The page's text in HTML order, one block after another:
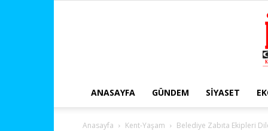
ANASAYFA GÜNDEM SIYASET
Anasayfa Kent-Yaşam Belediye Zabıta Ekipleri